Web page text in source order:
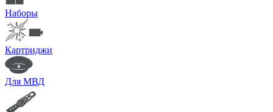
Наборы
Картриджи
Для МВД